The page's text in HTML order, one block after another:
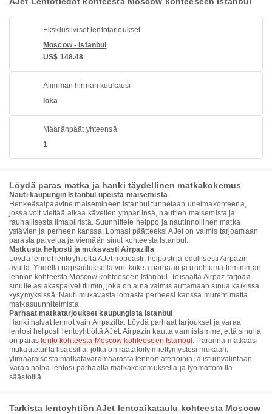
Eksklusiiviset lentotarjoukset
Moscow - Istanbul
US$ 148.48
Alimman hinnan kuukausi
loka
Määränpäät yhteensä
1
Löydä paras matka ja hanki täydellinen matkakokemus
Nauti kaupungin Istanbul upeista maisemista
Henkeäsalpaavine maisemineen Istanbul tunnetaan unelmakohteena,
jossa voit viettää aikaa kävellen ympäriinsä, nauttien maisemista ja
rauhallisesta ilmapiiristä. Suunnittele helppo ja nautinnollinen matka
ystävien ja perheen kanssa. Lomasi päätteeksi AJet on valmis tarjoamaan
parasta palvelua ja viemään sinut kohteesta Istanbul.
Matkusta helposti ja mukavasti Airpazilla
Löydä lennot lentoyhtiöltä AJet nopeasti, helposti ja edullisesti Airpazin
avulla. Yhdellä napsautuksella voit kokea parhaan ja unohtumattomimman
lennon kohteesta Moscow kohteeseen Istanbul. Toisaalta Airpaz tarjoaa
sinulle asiakaspalvelutiimin, joka on aina valmis auttamaan sinua kaikissa
kysymyksissä. Nauti mukavasta lomasta perheesi kanssa murehtimatta
matkasuunnitelmista.
Parhaat matkatarjoukset kaupungista Istanbul
Hanki halvat lennot vain Airpazilta. Löydä parhaat tarjoukset ja varaa
lentosi helposti lentoyhtiöltä AJet. Airpazin kautta varmistamme, että sinulla
on paras lento kohteesta Moscow kohteeseen Istanbul . Paranna matkaasi
mukautetuilla lisäosilla, jotka on räätälöity mieltymystesi mukaan,
ylimääräisestä matkatavaramäärästä lennon aterioihin ja istuinvalintaan.
Varaa halpa lentosi parhaalla matkakokemuksella ja lyömättömillä
säästöillä.
Tarkista lentoyhtiön AJet lentoaikataulu kohteesta Moscow